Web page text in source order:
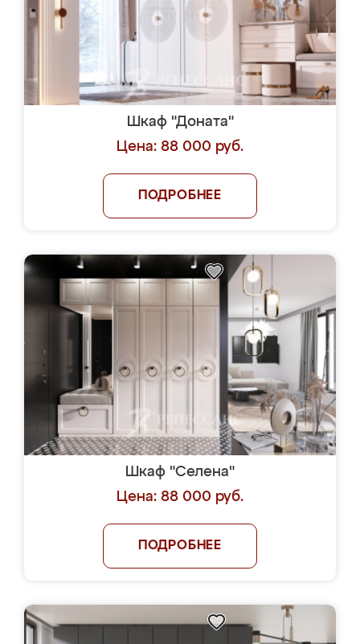
Шкаф "Доната"
Цена: 88 000 руб.
ПОДРОБНЕЕ
Шкаф "Селена"
Цена: 88 000 руб.
ПОДРОБНЕЕ